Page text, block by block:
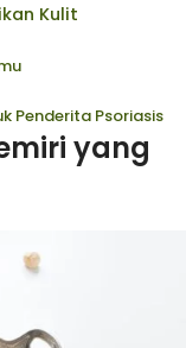
Kulit
Penderita Psoriasis
yang